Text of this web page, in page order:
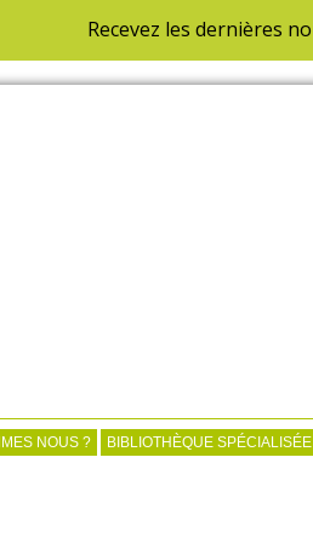
NOUS ? BIBLIOTHÈQUE SPÉCIALISÉE